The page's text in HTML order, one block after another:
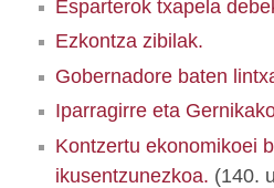
Esparterok txapela
Ezkontza zibilak.
Gobernadore baten
Iparragirre eta
Kontzertu ekonomikoei
ikusentzunezkoa. (140.